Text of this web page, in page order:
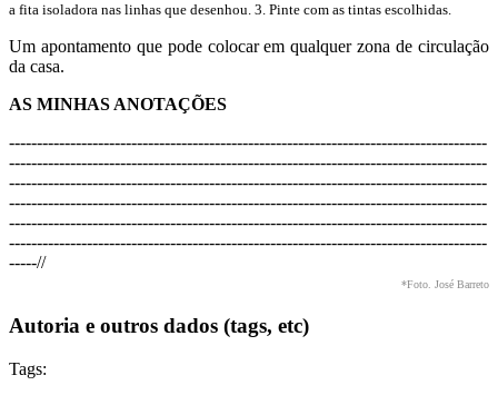
a fita isoladora nas linhas que desenhou. 3. Pinte com as tintas escolhidas.
Um apontamento que pode colocar em qualquer zona de circulação
da casa.
AS MINHAS ANOTAÇÕES
--------------------------------------------------------------------------------------
--------------------------------------------------------------------------------------
--------------------------------------------------------------------------------------
--------------------------------------------------------------------------------------
--------------------------------------------------------------------------------------
--------------------------------------------------------------------------------------
-----//
*Foto. José Barreto
Autoria e outros dados (tags, etc)
Tags: